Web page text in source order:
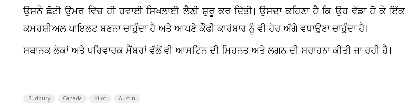
ਉਸਨੇ ਛੋਟੀ ਉਮਰ ਵਿੱਚ ਹੀ ਹਵਾਈ ਸਿਖਲਾਈ ਲੈਣੀ ਸ਼ੁਰੂ ਕਰ ਦਿੱਤੀ। ਉਸਦਾ ਕਹਿਣਾ ਹੈ ਕਿ ਉਹ ਵੱਡਾ ਹੋ ਕੇ ਇੱਕ
ਕਮਰਸ਼ੀਅਲ ਪਾਇਲਟ ਬਣਨਾ ਚਾਹੁੰਦਾ ਹੈ ਅਤੇ ਆਪਣੇ ਕੌਫੀ ਕਾਰੋਬਾਰ ਨੂੰ ਵੀ ਹੋਰ ਅੱਗੇ ਵਧਾਉਣਾ ਚਾਹੁੰਦਾ ਹੈ।
ਸਥਾਨਕ ਲੋਕਾਂ ਅਤੇ ਪਰਿਵਾਰਕ ਮੈਂਬਰਾਂ ਵੱਲੋਂ ਵੀ ਆਸਟਿਨ ਦੀ ਮਿਹਨਤ ਅਤੇ ਲਗਨ ਦੀ ਸਰਾਹਨਾ ਕੀਤੀ ਜਾ ਰਹੀ ਹੈ।
Sudbury Canada pilot Austin
ਮਾਂ ਨੇ ਧੀ ਨੂੰ ਫ਼ੋਨ ਚਲਾਉਣ ਤੋਂ ਰੋਕਿਆ ਤਾਂ ਘਰ 'ਚ